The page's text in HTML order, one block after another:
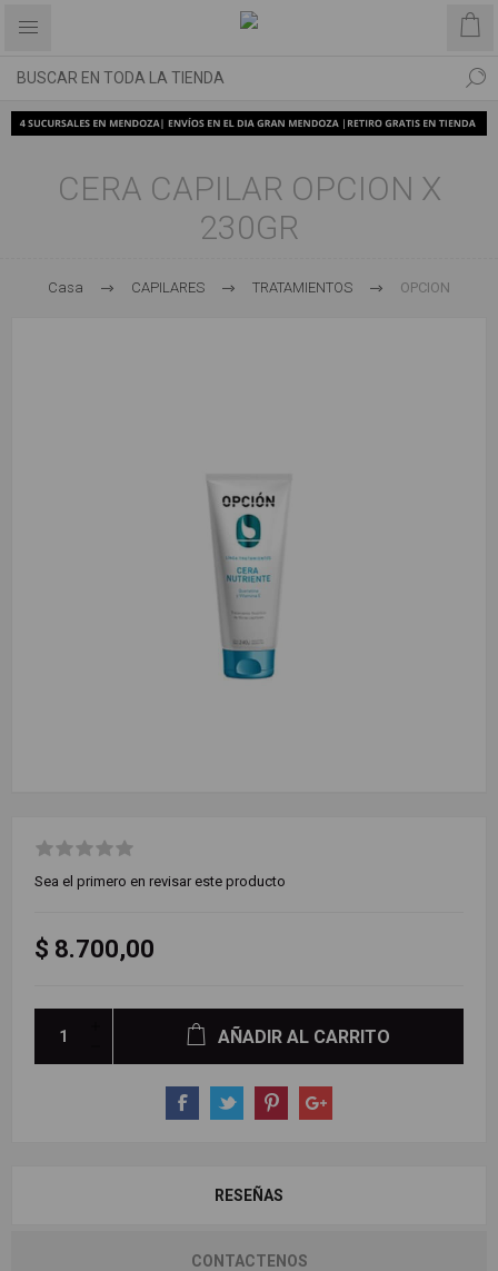
CERA CAPILAR OPCION X
230GR
Casa CAPILARES TRATAMIENTOS OPCION
Sea el primero en revisar este producto
$ 8.700,00
AÑADIR AL CARRITO
RESEÑAS
CONTACTENOS